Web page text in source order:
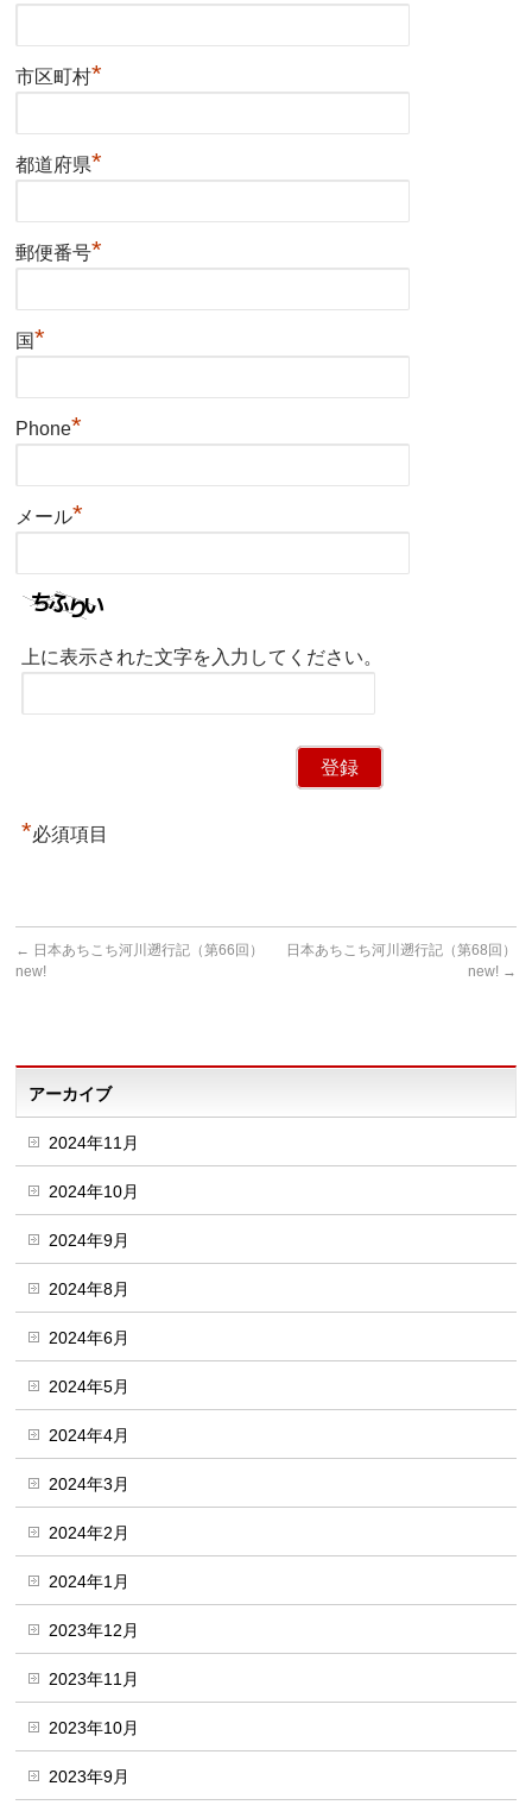
市区町村*
都道府県*
郵便番号*
国*
Phone*
メール*
上に表示された文字を入力してください。
*必須項目
← 日本あちこち河川遡行記（第66回）
new!
日本あちこち河川遡行記（第68回）
new! →
アーカイブ
2024年11月
2024年10月
2024年9月
2024年8月
2024年6月
2024年5月
2024年4月
2024年3月
2024年2月
2024年1月
2023年12月
2023年11月
2023年10月
2023年9月